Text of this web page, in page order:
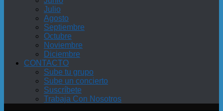
Julio
Agosto
Septiembre
Octubre
Noviembre
Diciembre
CONTACTO
Sube tu grupo
Sube un concierto
Suscríbete
Trabaja Con Nosotros